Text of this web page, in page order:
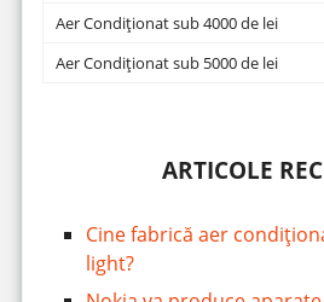
Aer Condiționat sub 4000 de lei
Aer Condiționat sub 5000 de lei
ARTICOLE
Cine fabrică aer
light?